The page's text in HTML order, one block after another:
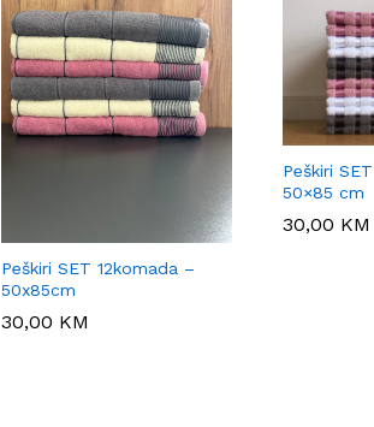
Peškiri SET 12komada –
50x85cm
30,00 KM
30,00 KM
Peškiri
50×85 cm
30,00 KM
30,00 KM